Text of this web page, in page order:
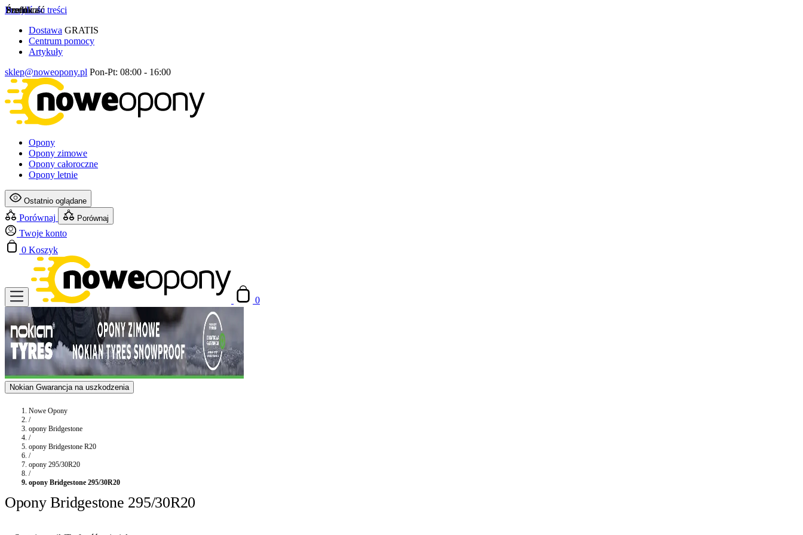
Przejdź do treści
Dostawa GRATIS
Centrum pomocy
Artykuły
sklep@noweopony.pl Pon-Pt: 08:00 - 16:00
Opony
Opony zimowe
Opony całoroczne
Opony letnie
Ostatnio oglądane
Porównaj Porównaj
Twoje konto
0 Koszyk
0
Nokian Gwarancja na uszkodzenia
Nowe Opony
/
opony Bridgestone
/
opony Bridgestone R20
/
opony 295/30R20
/
opony Bridgestone 295/30R20
Opony Bridgestone 295/30R20
Szerokość
Profil
Średnica